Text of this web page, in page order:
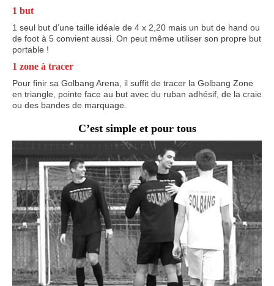
1 but
1 seul but d’une taille idéale de 4 x 2,20 mais un but de hand ou
de foot à 5 convient aussi. On peut même utiliser son propre but
portable !
1 zone à tracer
Pour finir sa Golbang Arena, il suffit de tracer la Golbang Zone
en triangle, pointe face au but avec du ruban adhésif, de la craie
ou des bandes de marquage.
C’est simple et pour tous